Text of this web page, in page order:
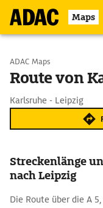
Maps
Start wählen
ADAC Maps
Route von
Karlsruhe - Leipzig
Streckenlänge
nach Leipzig
Die Route über die A